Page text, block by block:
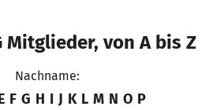
Mitglieder, von A bis Z
Nachname:
F G H I J K L M N O P